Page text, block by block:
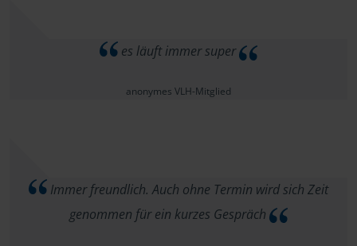
es läuft immer super
anonymes VLH-Mitglied
Immer freundlich. Auch ohne Termin wird sich Zeit
genommen für ein kurzes Gespräch